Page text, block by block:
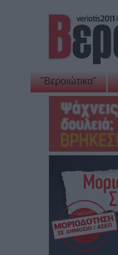
"Βεροιώτικα"